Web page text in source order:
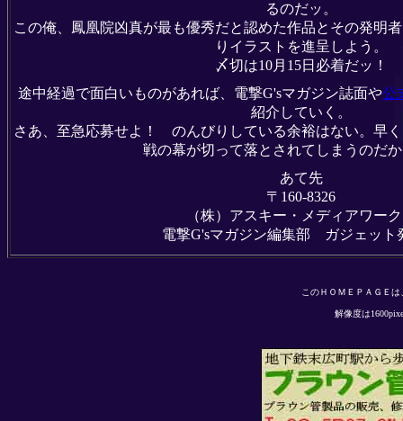
るのだッ。
この俺、鳳凰院凶真が最も優秀だと認めた作品とその発明
りイラストを進呈しよう。
〆切は10月15日必着だッ！
途中経過で面白いものがあれば、電撃G'sマガジン誌面や公
紹介していく。
さあ、至急応募せよ！ のんびりしている余裕はない。早
戦の幕が切って落とされてしまうのだ
あて先
〒160-8326
（株）アスキー・メディアワー
電撃G'sマガジン編集部 ガジェット
このＨＯＭＥＰＡＧＥは
解像度は